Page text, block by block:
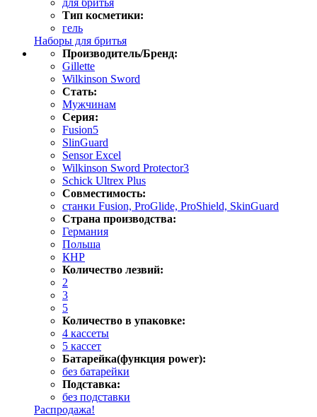
для бритья
Тип косметики:
гель
Наборы для бритья
Производитель/Бренд:
Gillette
Wilkinson Sword
Стать:
Мужчинам
Серия:
Fusion5
SlinGuard
Sensor Excel
Wilkinson Sword Protector3
Schick Ultrex Plus
Совместимость:
станки Fusion, ProGlide, ProShield, SkinGuard
Страна производства:
Германия
Польша
КНР
Количество лезвий:
2
3
5
Количество в упаковке:
4 кассеты
5 кассет
Батарейка(функция power):
без батарейки
Подставка:
без подставки
Распродажа!